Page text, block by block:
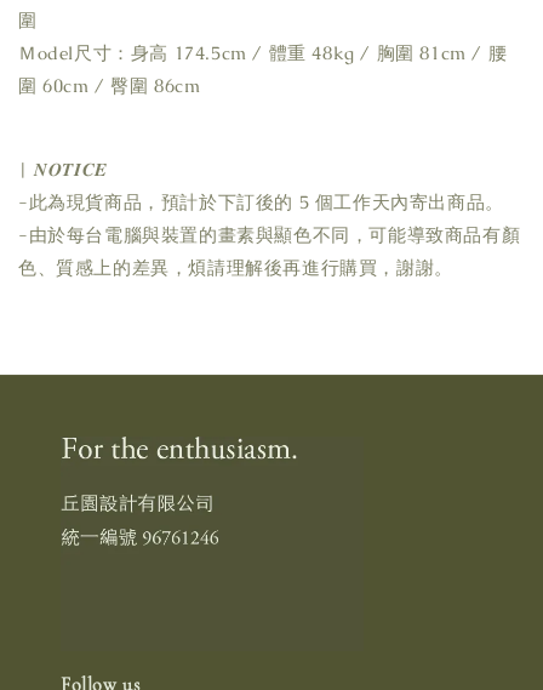
圍
Ｍodel尺寸：身高 174.5cm / 體重 48kg / 胸圍 81cm / 腰
圍 60cm / 臀圍 86cm
| 𝑵𝑶𝑻𝑰𝑪𝑬
-此為現貨商品，預計於下訂後的 5 個工作天內寄出商品。
-由於每台電腦與裝置的畫素與顯色不同，可能導致商品有顏
色、質感上的差異，煩請理解後再進行購買，謝謝。